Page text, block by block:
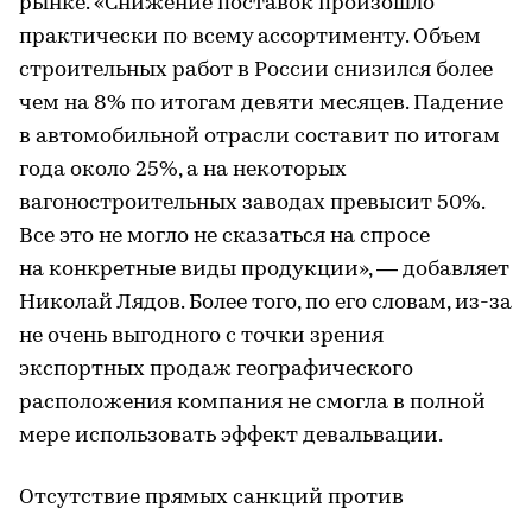
практически по всему ассортименту. Объем
строительных работ в России снизился более
чем на 8% по итогам девяти месяцев. Падение
в автомобильной отрасли составит по итогам
года около 25%, а на некоторых
вагоностроительных заводах превысит 50%.
Все это не могло не сказаться на спросе
на конкретные виды продукции», — добавляет
Николай Лядов. Более того, по его словам, из-за
не очень выгодного с точки зрения
экспортных продаж географического
расположения компания не смогла в полной
мере использовать эффект девальвации.
Отсутствие прямых санкций против